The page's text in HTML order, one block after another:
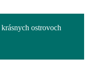
ostrovoch